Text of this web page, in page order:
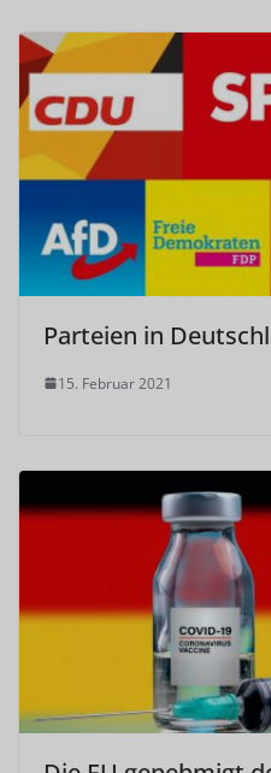
Parteien in
15. Februar 2021